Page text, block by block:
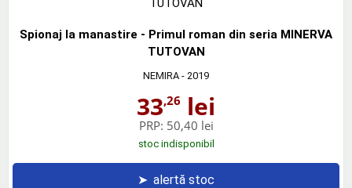
Spionaj la manastire - Primul roman din seria MINERVA
TUTOVAN
NEMIRA - 2019
33,26 lei
PRP: 50,40 lei
stoc indisponibil
➤ alertă stoc